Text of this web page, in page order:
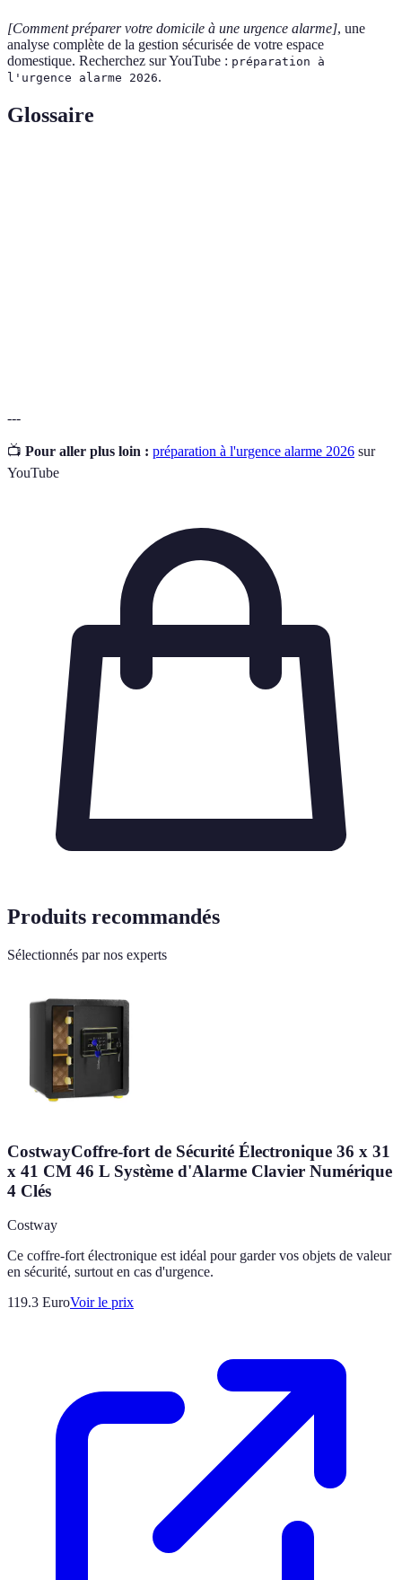
[Comment préparer votre domicile à une urgence alarme], une
analyse complète de la gestion sécurisée de votre espace
domestique. Recherchez sur YouTube : préparation à
l'urgence alarme 2026.
Glossaire
---
📺 Pour aller plus loin : préparation à l'urgence alarme 2026 sur
YouTube
Produits recommandés
Sélectionnés par nos experts
CostwayCoffre-fort de Sécurité Électronique 36 x 31
x 41 CM 46 L Système d'Alarme Clavier Numérique
4 Clés
Costway
Ce coffre-fort électronique est idéal pour garder vos objets de valeur
en sécurité, surtout en cas d'urgence.
119.3 EuroVoir le prix